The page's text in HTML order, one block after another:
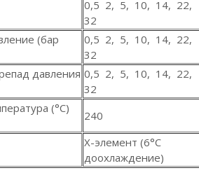
0,5 2, 5, 10, 14, 22,
32
(бар
0,5 2, 5, 10, 14, 22,
32
давления 0,5 2, 5, 10, 14, 22,
32
(°С)
240
Х-элемент (6°С
доохлаждение)